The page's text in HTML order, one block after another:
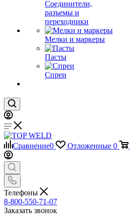
Соединители,
разъемы и
переходники
Мелки и маркеры
Пасты
Спреи
Сравнение0 Отложенные 0
Телефоны
8-800-550-71-07
Заказать звонок